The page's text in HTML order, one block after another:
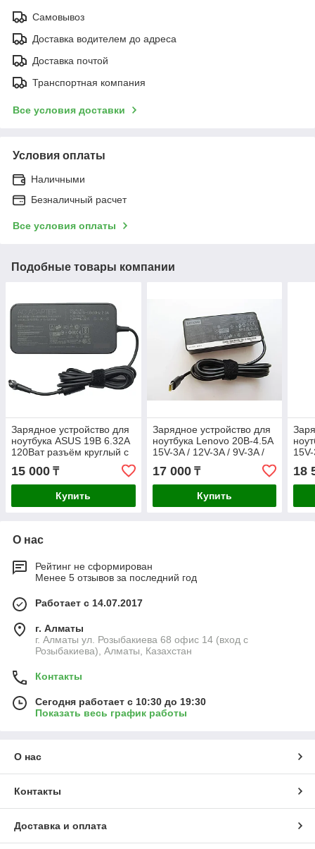
Самовывоз
Доставка водителем до адреса
Доставка почтой
Транспортная компания
Все условия доставки
Условия оплаты
Наличными
Безналичный расчет
Все условия оплаты
Подобные товары компании
Зарядное устройство для
ноутбука ASUS 19В 6.32A
120Ват разъём круглый с
иглой 4.5*3.0мм
ORIGINAL
15 000 ₸
Купить
Зарядное устройство для
ноутбука Lenovo 20В-4.5A
15V-3A / 12V-3A / 9V-3A /
5V-3A 90Ват разъём Type-
C
17 000₸
Купить
18
О нас
Рейтинг не сформирован
Менее 5 отзывов за последний год
Работает с 14.07.2017
г. Алматы
г. Алматы ул. Розыбакиева 68 офис 14 (вход с
Розыбакиева), Алматы, Казахстан
Контакты
Сегодня работает с 10:30 до 19:30
Показать весь график работы
О нас
Контакты
Доставка и оплата